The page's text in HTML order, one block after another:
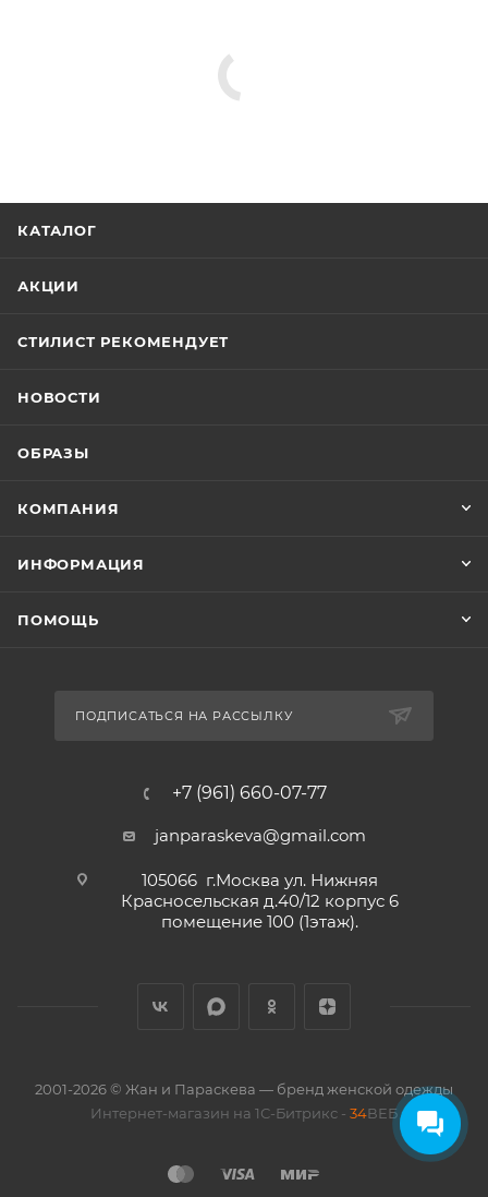
КАТАЛОГ
АКЦИИ
СТИЛИСТ РЕКОМЕНДУЕТ
НОВОСТИ
ОБРАЗЫ
КОМПАНИЯ
ИНФОРМАЦИЯ
ПОМОЩЬ
ПОДПИСАТЬСЯ НА РАССЫЛКУ
+7 (961) 660-07-77
janparaskeva@gmail.com
105066 г.Москва ул. Нижняя
Красносельская д.40/12 корпус 6
помещение 100 (1этаж).
2001-2026 © Жан и Параскева — бренд женской одежды
Интернет-магазин на 1С-Битрикс - 34ВЕБ